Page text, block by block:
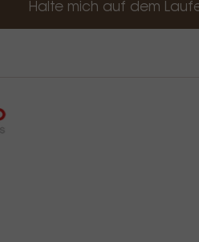
Halte mich auf dem